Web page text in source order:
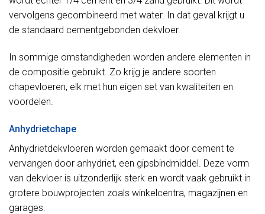
vervolgens gecombineerd met water. In dat geval krijgt u
de standaard cementgebonden dekvloer.
In sommige omstandigheden worden andere elementen in
de compositie gebruikt. Zo krijg je andere soorten
chapevloeren, elk met hun eigen set van kwaliteiten en
voordelen.
Anhydrietchape
Anhydrietdekvloeren worden gemaakt door cement te
vervangen door anhydriet, een gipsbindmiddel. Deze vorm
van dekvloer is uitzonderlijk sterk en wordt vaak gebruikt in
grotere bouwprojecten zoals winkelcentra, magazijnen en
garages.